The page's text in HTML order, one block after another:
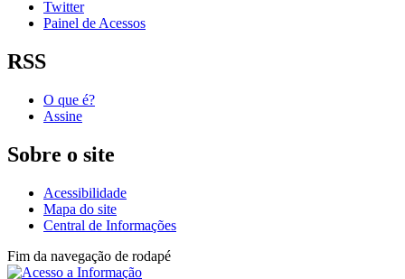
Twitter
Painel de Acessos
RSS
O que é?
Assine
Sobre o site
Acessibilidade
Mapa do site
Central de Informações
Fim da navegação de rodapé